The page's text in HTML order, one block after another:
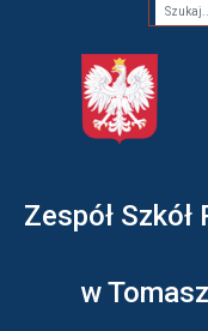
Fraza
Zespół
w